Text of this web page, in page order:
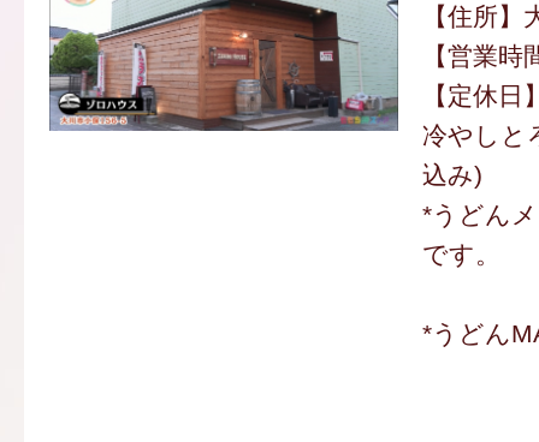
【住所
【営業
【定休日
冷やしと
込み)
*うどん
です。
*うどん